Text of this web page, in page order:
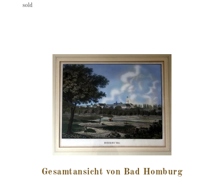
sold
Gesamtansicht von Bad Homburg